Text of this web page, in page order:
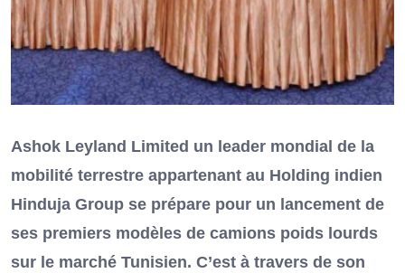
Ashok Leyland Limited un leader mondial de la
mobilité terrestre appartenant au Holding indien
Hinduja Group se prépare pour un lancement de
ses premiers modèles de camions poids lourds
sur le marché Tunisien. C’est à travers de son